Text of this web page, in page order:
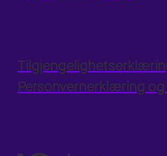
Personvernerklæring